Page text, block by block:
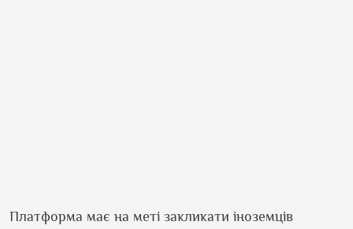
Платформа має на меті закликати іноземців